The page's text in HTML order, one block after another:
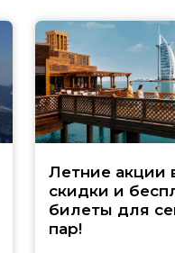
Летние акции
скидки и
билеты для
пар!